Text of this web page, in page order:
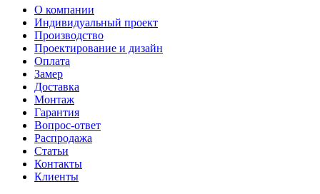
О компании
Индивидуальный проект
Производство
Проектирование и дизайн
Оплата
Замер
Доставка
Монтаж
Гарантия
Вопрос-ответ
Распродажа
Статьи
Контакты
Клиенты